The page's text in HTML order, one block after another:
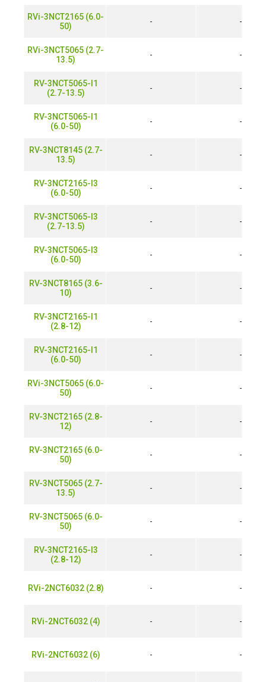
RVi-3NCT2165 (6.0-
50)
RVi-3NCT5065 (2.7-
13.5)
RV-3NCT5065-I1
(2.7-13.5)
RV-3NCT5065-I1
(6.0-50)
RV-3NCT8145 (2.7-
13.5)
RV-3NCT2165-I3
(6.0-50)
RV-3NCT5065-I3
(2.7-13.5)
RV-3NCT5065-I3
(6.0-50)
RV-3NCT8165 (3.6-
10)
RV-3NCT2165-I1
(2.8-12)
RV-3NCT2165-I1
(6.0-50)
RVi-3NCT5065 (6.0-
50)
RV-3NCT2165 (2.8-
12)
RV-3NCT2165 (6.0-
50)
RV-3NCT5065 (2.7-
13.5)
RV-3NCT5065 (6.0-
50)
RV-3NCT2165-I3
(2.8-12)
RVi-2NCT6032 (2.8)
RVi-2NCT6032 (4)
RVi-2NCT6032 (6)
- -
- -
- -
- -
- -
- -
- -
- -
- -
- -
- -
- -
- -
- -
- -
- -
- -
- -
- -
- -